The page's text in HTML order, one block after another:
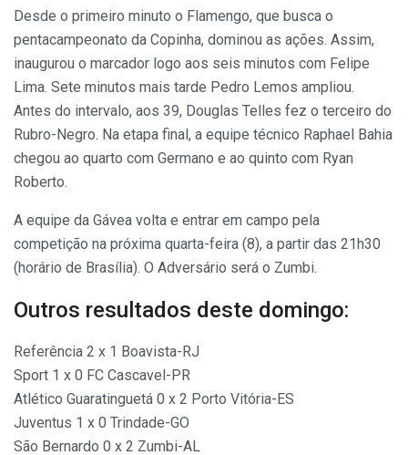
Desde o primeiro minuto o Flamengo, que busca o
pentacampeonato da Copinha, dominou as ações. Assim,
inaugurou o marcador logo aos seis minutos com Felipe
Lima. Sete minutos mais tarde Pedro Lemos ampliou.
Antes do intervalo, aos 39, Douglas Telles fez o terceiro do
Rubro-Negro. Na etapa final, a equipe técnico Raphael Bahia
chegou ao quarto com Germano e ao quinto com Ryan
Roberto.
A equipe da Gávea volta e entrar em campo pela
competição na próxima quarta-feira (8), a partir das 21h30
(horário de Brasília). O Adversário será o Zumbi.
Outros resultados deste domingo:
Referência 2 x 1 Boavista-RJ
Sport 1 x 0 FC Cascavel-PR
Atlético Guaratinguetá 0 x 2 Porto Vitória-ES
Juventus 1 x 0 Trindade-GO
São Bernardo 0 x 2 Zumbi-AL